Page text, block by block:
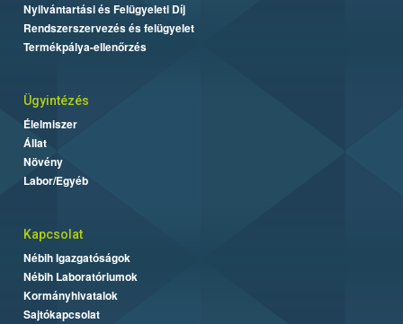
Nyilvántartási és Felügyeleti Díj
Rendszerszervezés és felügyelet
Termékpálya-ellenőrzés
Ügyintézés
Élelmiszer
Állat
Növény
Labor/Egyéb
Kapcsolat
Nébih Igazgatóságok
Nébih Laboratóriumok
Kormányhivatalok
Sajtókapcsolat